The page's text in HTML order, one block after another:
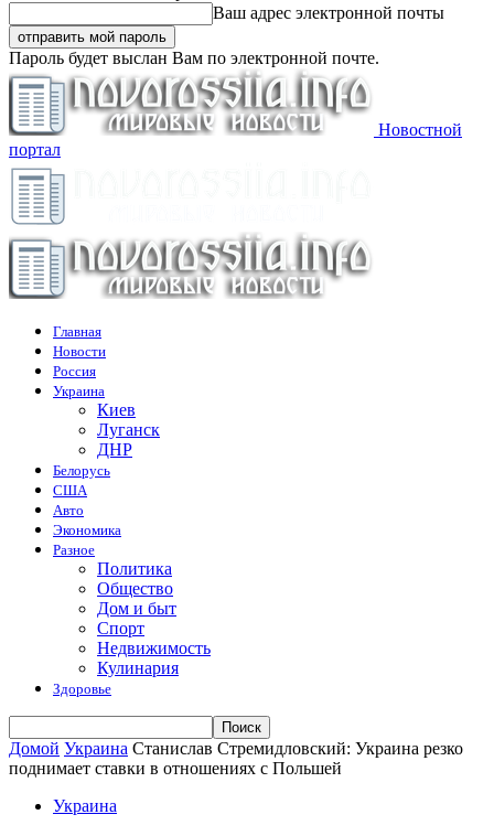
Ваш адрес электронной почты
Пароль будет выслан Вам по электронной почте.
Новостной
портал
Главная
Новости
Россия
Украина
Киев
Луганск
ДНР
Белорусь
США
Авто
Экономика
Разное
Политика
Общество
Дом и быт
Спорт
Недвижимость
Кулинария
Здоровье
Домой Украина Станислав Стремидловский: Украина резко
поднимает ставки в отношениях с Польшей
Украина